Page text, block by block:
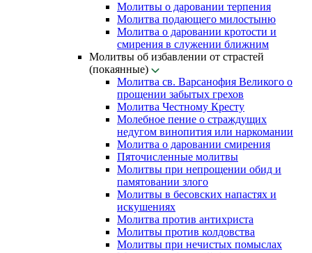
Молитвы о даровании терпения
Молитва подающего милостыню
Молитва о даровании кротости и
смирения в служении ближним
Молитвы об избавлении от страстей
(покаянные)
Молитва св. Варсанофия Великого о
прощении забытых грехов
Молитва Честному Кресту
Молебное пение о страждущих
недугом винопития или наркомании
Молитва о даровании смирения
Пяточисленные молитвы
Молитвы при непрощении обид и
памятовании злого
Молитвы в бесовских напастях и
искушениях
Молитва против антихриста
Молитвы против колдовства
Молитвы при нечистых помыслах